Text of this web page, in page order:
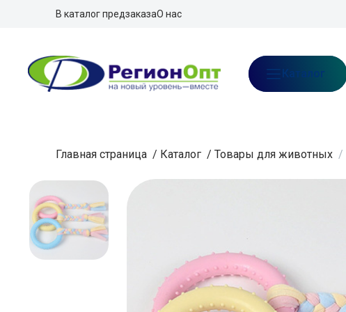
В каталог предзаказаО нас
Каталог
Главная страница / Каталог / Товары для животных /